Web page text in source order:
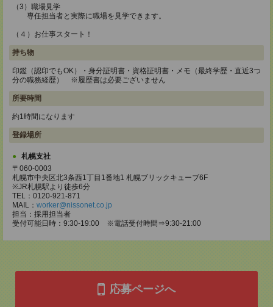
（3）職場見学
専任担当者と実際に職場を見学できます。
（４）お仕事スタート！
持ち物
印鑑（認印でもOK）・身分証明書・資格証明書・メモ（最終学歴・直近3つ
分の職務経歴） ※履歴書は必要ございません
所要時間
約1時間になります
登録場所
札幌支社
〒060-0003
札幌市中央区北3条西1丁目1番地1 札幌ブリックキューブ6F
※JR札幌駅より徒歩6分
TEL：0120-921-871
MAIL： worker@nissonet.co.jp
担当：採用担当者
受付可能日時：9:30-19:00 ※電話受付時間⇒9:30-21:00
応募ページへ